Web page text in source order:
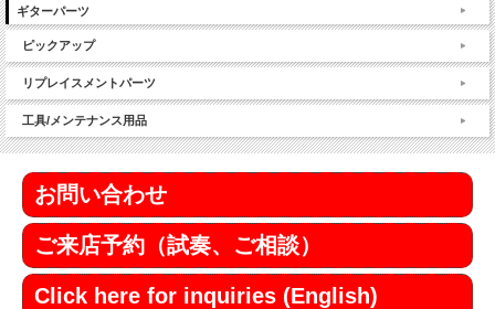
ギターパーツ
ピックアップ
リプレイスメントパーツ
工具/メンテナンス用品
お問い合わせ
ご来店予約（試奏、ご相談）
Click here for inquiries (English)